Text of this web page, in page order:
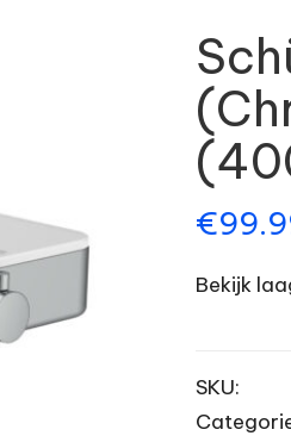
€
Bekijk
SKU: